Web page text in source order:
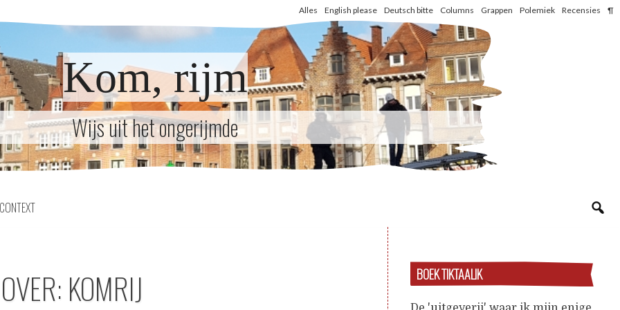
Alles English please Deutsch bitte Columns Grappen Polemiek Recensies ¶
Kom, rijm
Wijs uit het ongerijmde
CONTEXT
KOMRIJ BOEK TIKTAALIK